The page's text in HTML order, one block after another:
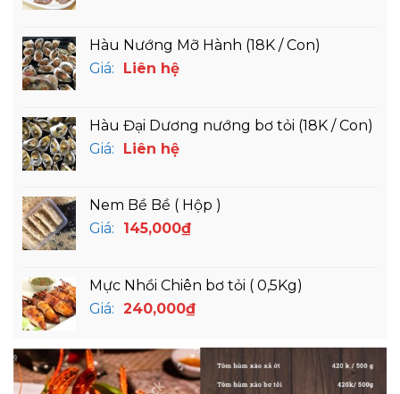
Hàu Nướng Mỡ Hành (18K / Con)
Giá:
Liên hệ
Hàu Đại Dương nướng bơ tỏi (18K / Con)
Giá:
Liên hệ
Nem Bề Bề ( Hộp )
Giá:
145,000₫
Mực Nhồi Chiên bơ tỏi ( 0,5Kg)
Giá: 240,000₫